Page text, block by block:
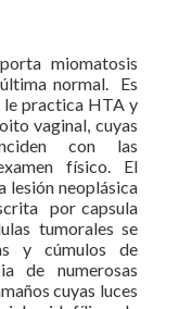
miomatosis
normal. Es
le practica HTA y
vaginal, cuyas
con las
físico. El
neoplásica
por capsula
tumorales se
y cúmulos de
de numerosas
cuyas luces